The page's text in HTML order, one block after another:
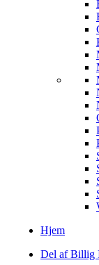
Hjem
Del af Billig